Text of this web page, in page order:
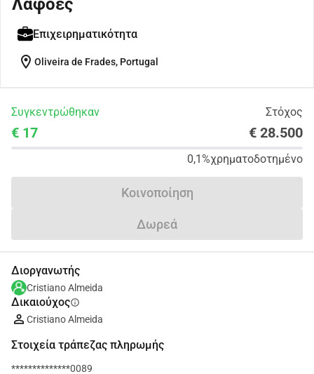
Λαφόες
Επιχειρηματικότητα
location_on Oliveira de Frades, Portugal
Συγκεντρώθηκαν Στόχος
€ 17 € 28.500
0,1%χρηματοδοτημένο
Κοινοποίηση
Δωρεά
Διοργανωτής
Cristiano Almeida
Δικαιούχοςinfo
Cristiano Almeida
Στοιχεία τράπεζας πληρωμής
**************0089